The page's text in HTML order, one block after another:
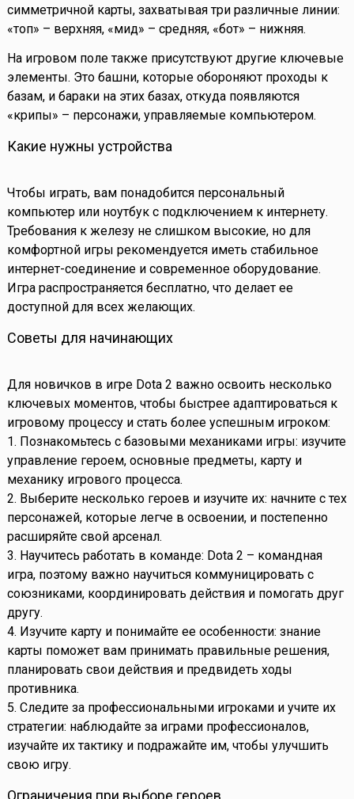
симметричной карты, захватывая три различные линии:
«топ» – верхняя, «мид» – средняя, «бот» – нижняя.
На игровом поле также присутствуют другие ключевые
элементы. Это башни, которые обороняют проходы к
базам, и бараки на этих базах, откуда появляются
«крипы» – персонажи, управляемые компьютером.
Какие нужны устройства
Чтобы играть, вам понадобится персональный
компьютер или ноутбук с подключением к интернету.
Требования к железу не слишком высокие, но для
комфортной игры рекомендуется иметь стабильное
интернет-соединение и современное оборудование.
Игра распространяется бесплатно, что делает ее
доступной для всех желающих.
Советы для начинающих
Для новичков в игре Dota 2 важно освоить несколько
ключевых моментов, чтобы быстрее адаптироваться к
игровому процессу и стать более успешным игроком:
1. Познакомьтесь с базовыми механиками игры: изучите
управление героем, основные предметы, карту и
механику игрового процесса.
2. Выберите несколько героев и изучите их: начните с тех
персонажей, которые легче в освоении, и постепенно
расширяйте свой арсенал.
3. Научитесь работать в команде: Dota 2 – командная
игра, поэтому важно научиться коммуницировать с
союзниками, координировать действия и помогать друг
другу.
4. Изучите карту и понимайте ее особенности: знание
карты поможет вам принимать правильные решения,
планировать свои действия и предвидеть ходы
противника.
5. Следите за профессиональными игроками и учите их
стратегии: наблюдайте за играми профессионалов,
изучайте их тактику и подражайте им, чтобы улучшить
свою игру.
Ограничения при выборе героев